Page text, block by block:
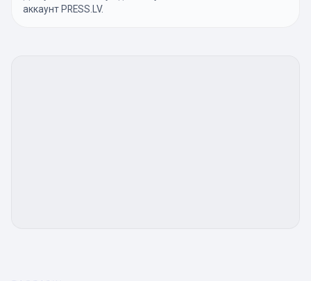
аккаунт PRESS.LV.